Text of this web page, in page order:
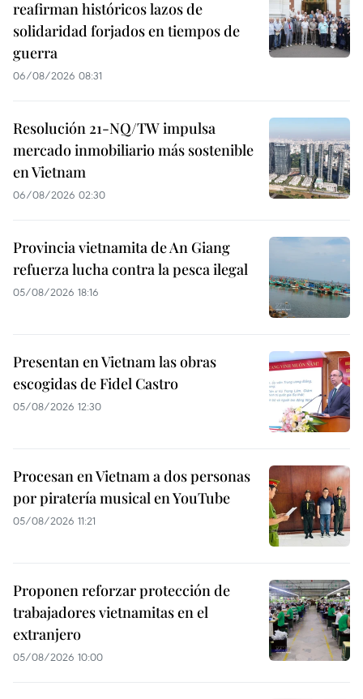
reafirman históricos lazos de
solidaridad forjados en tiempos de
guerra
06/08/2026 08:31
Resolución 21-NQ/TW impulsa
mercado inmobiliario más sostenible
en Vietnam
06/08/2026 02:30
Provincia vietnamita de An Giang
refuerza lucha contra la pesca ilegal
05/08/2026 18:16
Presentan en Vietnam las obras
escogidas de Fidel Castro
05/08/2026 12:30
Procesan en Vietnam a dos personas
por piratería musical en YouTube
05/08/2026 11:21
Proponen reforzar protección de
trabajadores vietnamitas en el
extranjero
05/08/2026 10:00